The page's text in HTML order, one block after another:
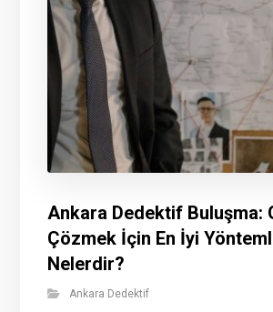
Ankara Dedektif Buluşma:
Çözmek İçin En İyi
Nelerdir?
Ankara Dedektif